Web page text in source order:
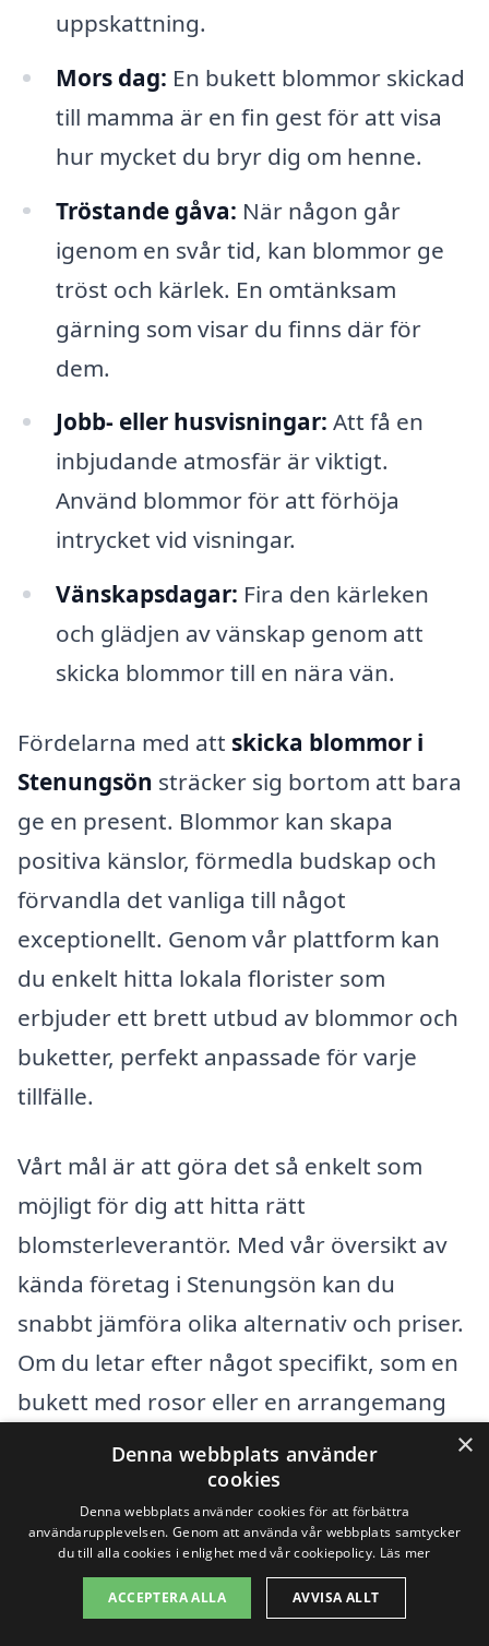
uppskattning.
Mors dag: En bukett blommor skickad
till mamma är en fin gest för att visa
hur mycket du bryr dig om henne.
Tröstande gåva: När någon går
igenom en svår tid, kan blommor ge
tröst och kärlek. En omtänksam
gärning som visar du finns där för
dem.
Jobb- eller husvisningar: Att få en
inbjudande atmosfär är viktigt.
Använd blommor för att förhöja
intrycket vid visningar.
Vänskapsdagar: Fira den kärleken
och glädjen av vänskap genom att
skicka blommor till en nära vän.
Fördelarna med att skicka blommor i
Stenungsön sträcker sig bortom att bara
ge en present. Blommor kan skapa
positiva känslor, förmedla budskap och
förvandla det vanliga till något
exceptionellt. Genom vår plattform kan
du enkelt hitta lokala florister som
erbjuder ett brett utbud av blommor och
buketter, perfekt anpassade för varje
tillfälle.
Vårt mål är att göra det så enkelt som
möjligt för dig att hitta rätt
blomsterleverantör. Med vår översikt av
kända företag i Stenungsön kan du
snabbt jämföra olika alternativ och priser.
Om du letar efter något specifikt, som en
bukett med rosor eller en arrangemang
med vårblommor, kan vår plattform
hjälpa dig att navigera bland det
varierade utbudet.
Genom att beställa blommor online kan
du också spara tid och ansträngning. Du
×
Denna webbplats använder
cookies
Denna webbplats använder cookies för att förbättra
användarupplevelsen. Genom att använda vår webbplats samtycker
du till alla cookies i enlighet med vår cookiepolicy. Läs mer
ACCEPTERA ALLA AVVISA ALLT